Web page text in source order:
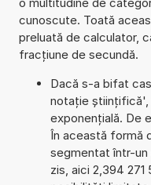
cunoscute. Toată
preluată de calculator,
fracțiune de secundă.
Dacă s-a bifat
notație științifică',
exponențială. De
În această formă
segmentat într-un
zis, aici 2,394